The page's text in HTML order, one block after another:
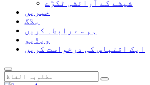
شیشے کے آرائشی ٹکڑے
خبریں
بلاگ
ہم سے رابطہ کریں
ویڈیو
ایک اقتباس کی درخواست کریں